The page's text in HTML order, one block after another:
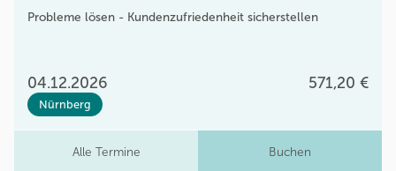
Probleme lösen - Kundenzufriedenheit sicherstellen
04.12.2026 571,20 €
Nürnberg
Alle Termine Buchen